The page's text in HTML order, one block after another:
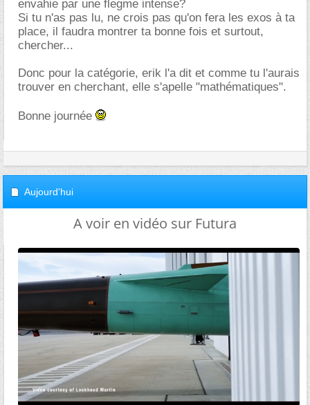
envahie par une flegme intense?
Si tu n'as pas lu, ne crois pas qu'on fera les exos à ta
place, il faudra montrer ta bonne fois et surtout,
chercher...
Donc pour la catégorie, erik l'a dit et comme tu l'aurais
trouver en cherchant, elle s'apelle "mathématiques".
Bonne journée
Aujourd'hui
A voir en vidéo sur Futura